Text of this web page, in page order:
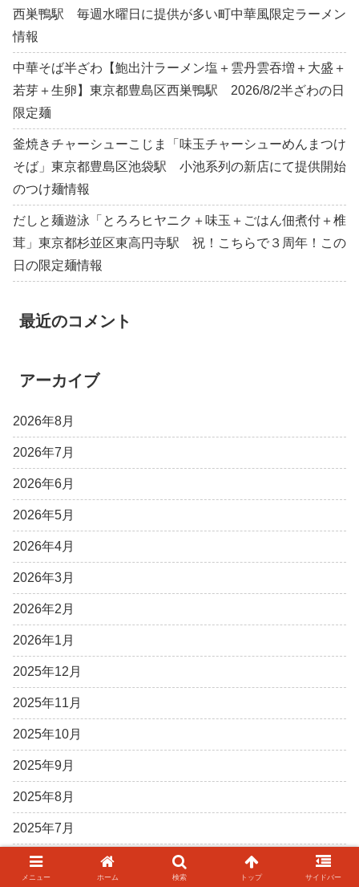
西巣鴨駅 毎週水曜日に提供が多い町中華風限定ラーメン
情報
中華そば半ざわ【鮑出汁ラーメン塩＋雲丹雲吞増＋大盛＋
若芽＋生卵】東京都豊島区西巣鴨駅 2026/8/2半ざわの日
限定麺
釜焼きチャーシューこじま「味玉チャーシューめんまつけ
そば」東京都豊島区池袋駅 小池系列の新店にて提供開始
のつけ麺情報
だしと麺遊泳「とろろヒヤニク＋味玉＋ごはん佃煮付＋椎
茸」東京都杉並区東高円寺駅 祝！こちらで３周年！この
日の限定麺情報
最近のコメント
アーカイブ
2026年8月
2026年7月
2026年6月
2026年5月
2026年4月
2026年3月
2026年2月
2026年1月
2025年12月
2025年11月
2025年10月
2025年9月
2025年8月
2025年7月
2025年6月
メニュー ホーム 検索 トップ サイドバー